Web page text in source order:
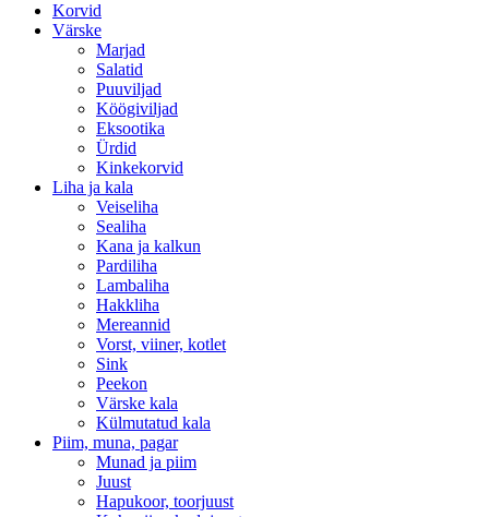
Korvid
Värske
Marjad
Salatid
Puuviljad
Köögiviljad
Eksootika
Ürdid
Kinkekorvid
Liha ja kala
Veiseliha
Sealiha
Kana ja kalkun
Pardiliha
Lambaliha
Hakkliha
Mereannid
Vorst, viiner, kotlet
Sink
Peekon
Värske kala
Külmutatud kala
Piim, muna, pagar
Munad ja piim
Juust
Hapukoor, toorjuust